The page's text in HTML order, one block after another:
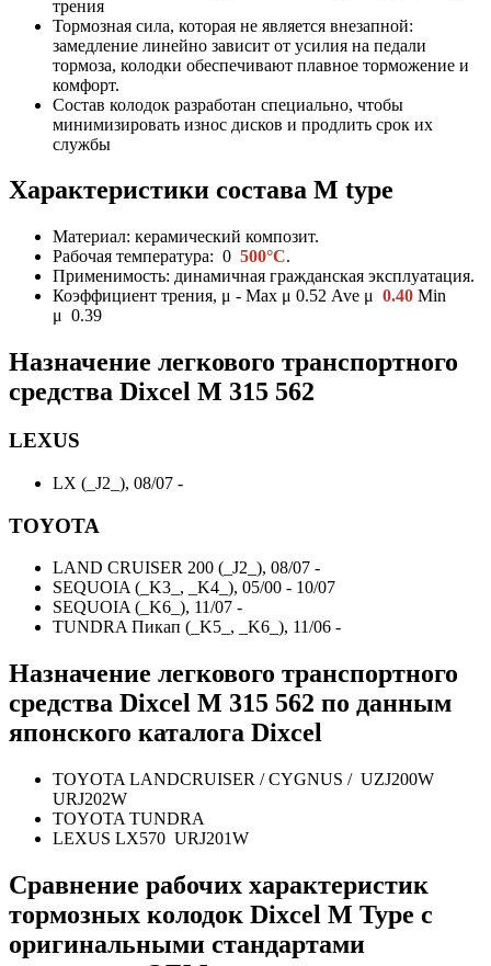
трения
Тормозная сила, которая не является внезапной:
замедление линейно зависит от усилия на педали
тормоза, колодки обеспечивают плавное торможение и
комфорт.
Состав колодок разработан специально, чтобы
минимизировать износ дисков и продлить срок их
службы
Характеристики состава M type
Материал: керамический композит.
Рабочая температура: 0 500°C.
Применимость: динамичная гражданская эксплуатация.
Коэффициент трения, μ - Max μ 0.52 Ave μ 0.40 Min
μ 0.39
Назначение легкового транспортного
средства Dixcel M 315 562
LEXUS
LX (_J2_), 08/07 -
TOYOTA
LAND CRUISER 200 (_J2_), 08/07 -
SEQUOIA (_K3_, _K4_), 05/00 - 10/07
SEQUOIA (_K6_), 11/07 -
TUNDRA Пикап (_K5_, _K6_), 11/06 -
Назначение легкового транспортного
средства Dixcel M 315 562 по данным
японского каталога Dixcel
TOYOTA LANDCRUISER / CYGNUS / UZJ200W
URJ202W
TOYOTA TUNDRA
LEXUS LX570 URJ201W
Сравнение рабочих характеристик
тормозных колодок Dixcel M Type с
оригинальными стандартами